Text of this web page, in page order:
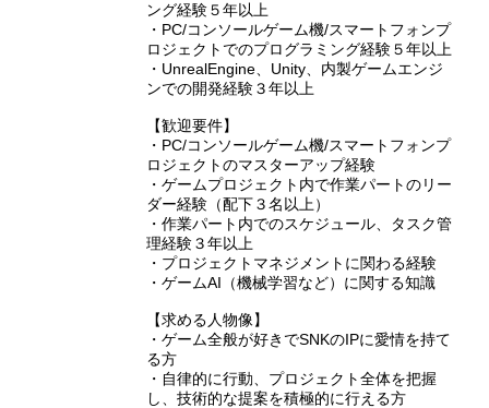
ング経験５年以上
・PC/コンソールゲーム機/スマートフォンプ
ロジェクトでのプログラミング経験５年以上
・UnrealEngine、Unity、内製ゲームエンジ
ンでの開発経験３年以上
【歓迎要件】
・PC/コンソールゲーム機/スマートフォンプ
ロジェクトのマスターアップ経験
・ゲームプロジェクト内で作業パートのリー
ダー経験（配下３名以上）
・作業パート内でのスケジュール、タスク管
理経験３年以上
・プロジェクトマネジメントに関わる経験
・ゲームAI（機械学習など）に関する知識
【求める人物像】
・ゲーム全般が好きでSNKのIPに愛情を持て
る方
・自律的に行動、プロジェクト全体を把握
し、技術的な提案を積極的に行える方